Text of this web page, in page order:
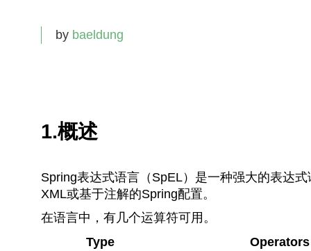
by baeldung
1.概述
Spring表达式语言（SpEL）是一种强大的表达
XML或基于注解的Spring配置。
在语言中，有几个运算符可用。
Type
Operators